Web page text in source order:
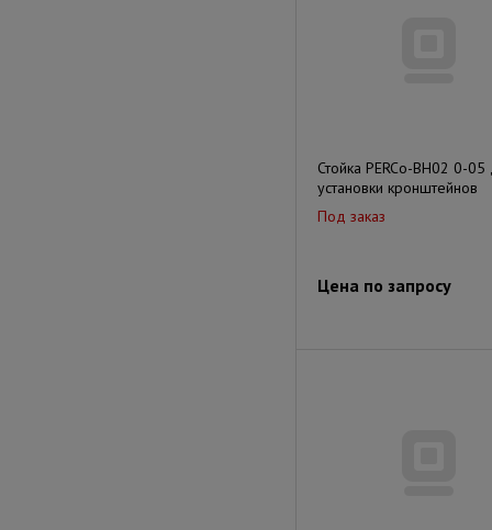
Стойка PERCo-BH02 0-05
установки кронштейнов
Под заказ
Цена по запросу